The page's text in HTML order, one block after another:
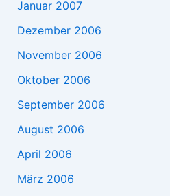
Januar 2007
Dezember 2006
November 2006
Oktober 2006
September 2006
August 2006
April 2006
März 2006